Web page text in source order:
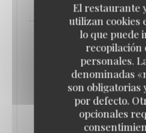
El restaurante
utilizan cookies
lo que puede
recopilación
personales.
denominadas
son obligatorias
por defecto.
opcionales